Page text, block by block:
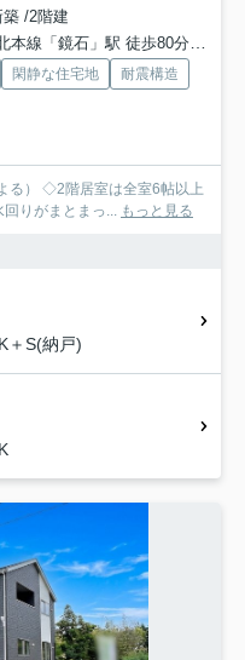
/2階建
本線「鏡石」駅 徒歩80分
閑静な住宅地
耐震構造
る） ◇2階居室は全室6帖以上
りがまとまっ... もっと見る
＋S(納戸)